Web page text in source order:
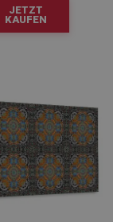
JETZT
KAUFEN